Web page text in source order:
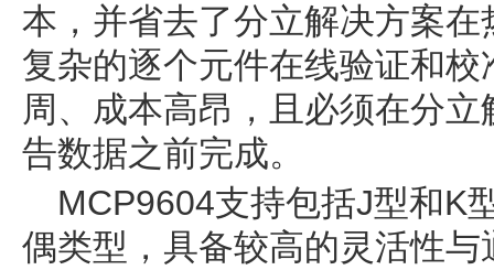
本，并省去了分立解决方案
复杂的逐个元件在线验证和
周、成本高昂，且必须在分
告数据之前完成。
MCP9604支持包括J型和K
偶类型，具备较高的灵活性